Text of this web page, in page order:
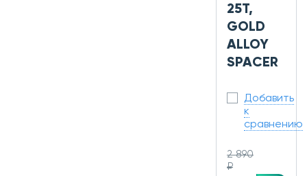
25T,
GOLD
ALLOY
SPACER
Добавить
к
сравнению
2 890
₽